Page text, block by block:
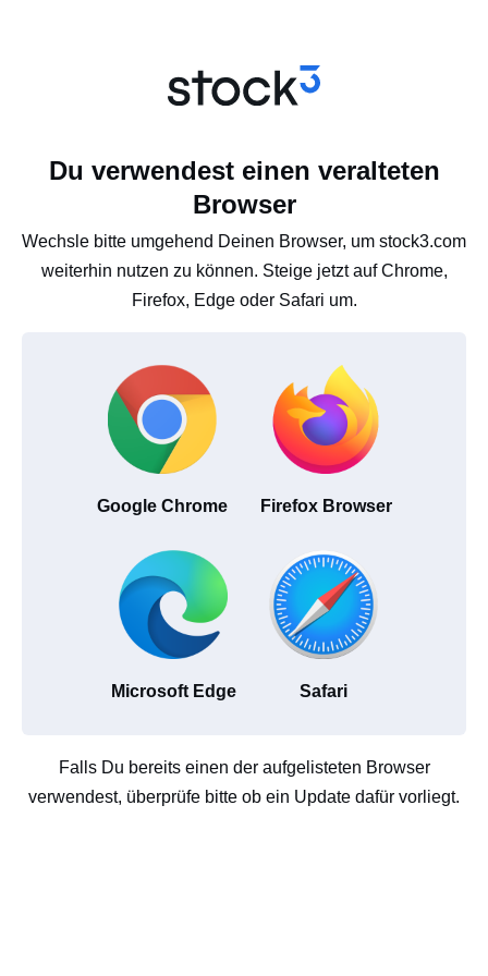
Du verwendest einen veralteten
Browser
Wechsle bitte umgehend Deinen Browser, um stock3.com
weiterhin nutzen zu können. Steige jetzt auf Chrome,
Firefox, Edge oder Safari um.
Google Chrome Firefox Browser
Microsoft Edge Safari
Falls Du bereits einen der aufgelisteten Browser
verwendest, überprüfe bitte ob ein Update dafür vorliegt.